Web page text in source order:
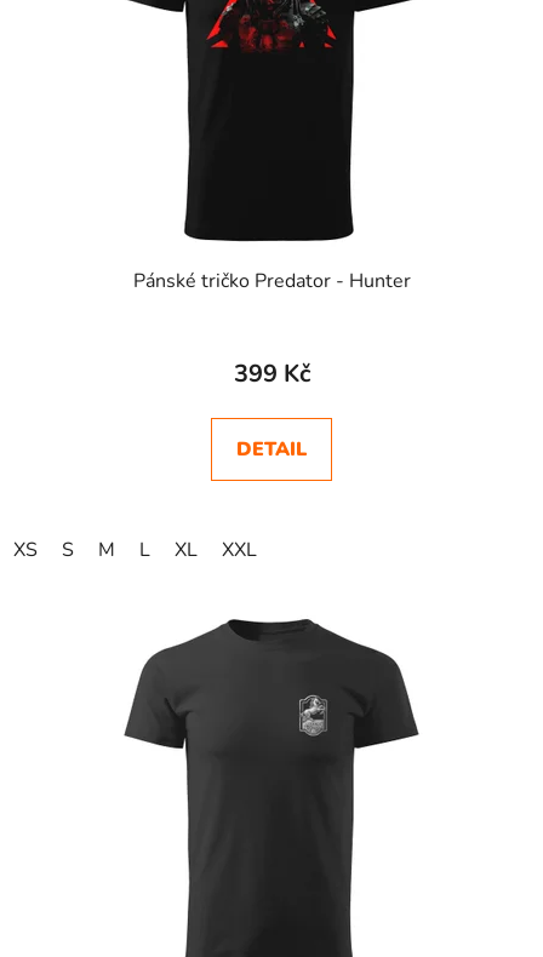
Pánské tričko Predator - Hunter
hodnocení
je
5,0
399 Kč
DETAIL
XS S M L XL XXL